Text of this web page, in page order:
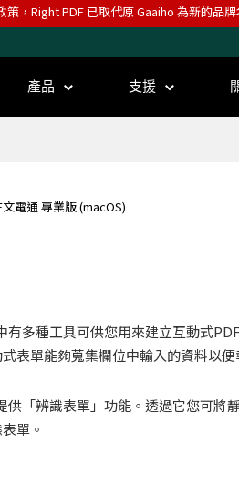
，Right PDF 已取代原 Gaaiho 為新的品
產品 支援
文電通 專業版 (macOS)
有多種工具可供您用來建立互動式
表單能夠蒐集欄位中輸入的資料以
供「辨識表單」功能。透過它您可
單。